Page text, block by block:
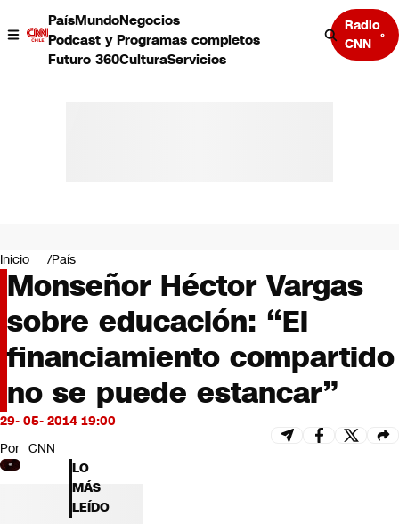
PaísMundoNegocios
Podcast y Programas completos
Futuro 360CulturaServicios
Radio
CNN
Negocios
Deportes
Programas completos
Cultura
Servicios
Bits
CNN tiempo
Futuro 360
Inicio País
Monseñor Héctor Vargas
sobre educación: “El
financiamiento compartido
no se puede estancar”
29- 05- 2014 19:00
Por CNN
LO
MÁS
LEÍDO